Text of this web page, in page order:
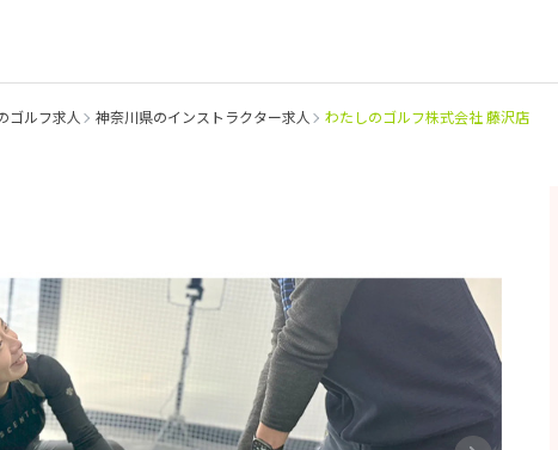
ゴルフ求人 神奈川県のインストラクター求人 わたしのゴルフ株式会社 藤沢店